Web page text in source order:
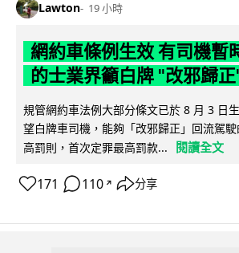
Lawton 19 小時
網約車條例生效 有司機暫
的士業界籲白牌 "改邪歸
規管網約車法例大部分條文已於 8 月 3 日
望白牌車司機，能夠「改邪歸正」回流駕
高罰則，首次定罪最高罰款...
閱讀全文
171 110 ↗ 分享